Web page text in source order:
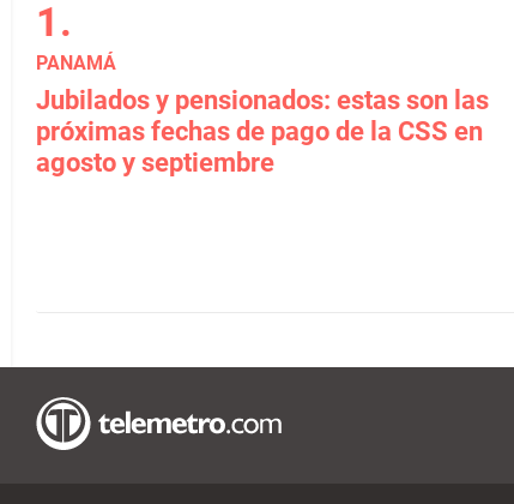
PANAMÁ
Jubilados y pensionados: estas son las
próximas fechas de pago de la CSS en
agosto y septiembre